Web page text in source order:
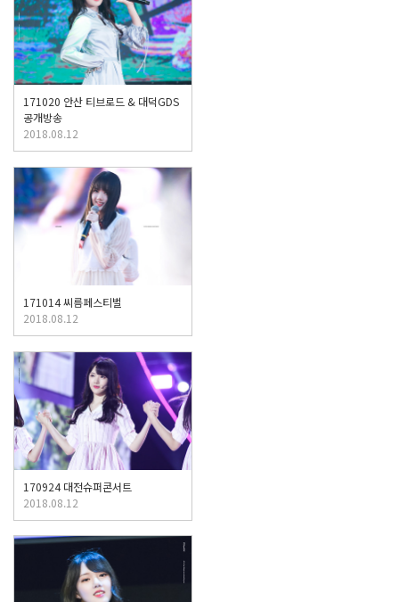
171020 안산 티브로드 & 대덕GDS
공개방송
2018.08.12
171014 씨름페스티벌
2018.08.12
170924 대전슈퍼콘서트
2018.08.12